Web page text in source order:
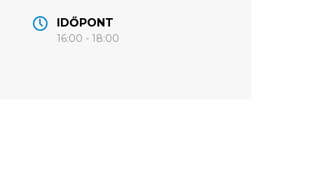
IDŐPONT
16:00 - 18:00